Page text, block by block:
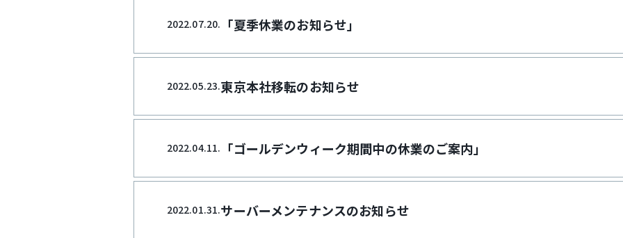
2022.07.20. 「夏季休業のお知らせ」
2022.05.23.東京本社移転のお知らせ
2022.04.11. 「ゴールデンウィーク期間中の休業のご案内」
2022.01.31.サーバーメンテナンスのお知らせ